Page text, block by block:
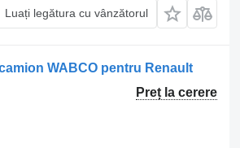
Luați legătura cu vânzătorul
WABCO pentru Renault
Preț la cerere